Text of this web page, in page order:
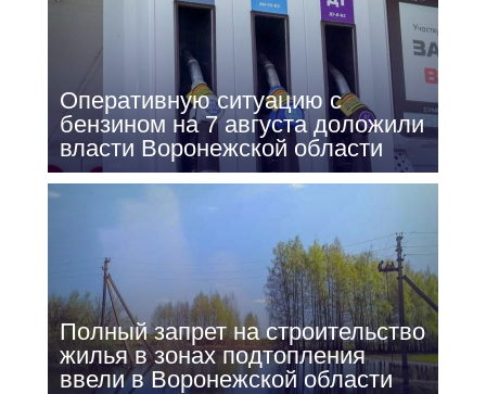
Оперативную ситуацию с
бензином на 7 августа доложили
власти Воронежской области
Полный запрет на строительство
жилья в зонах подтопления
ввели в Воронежской области